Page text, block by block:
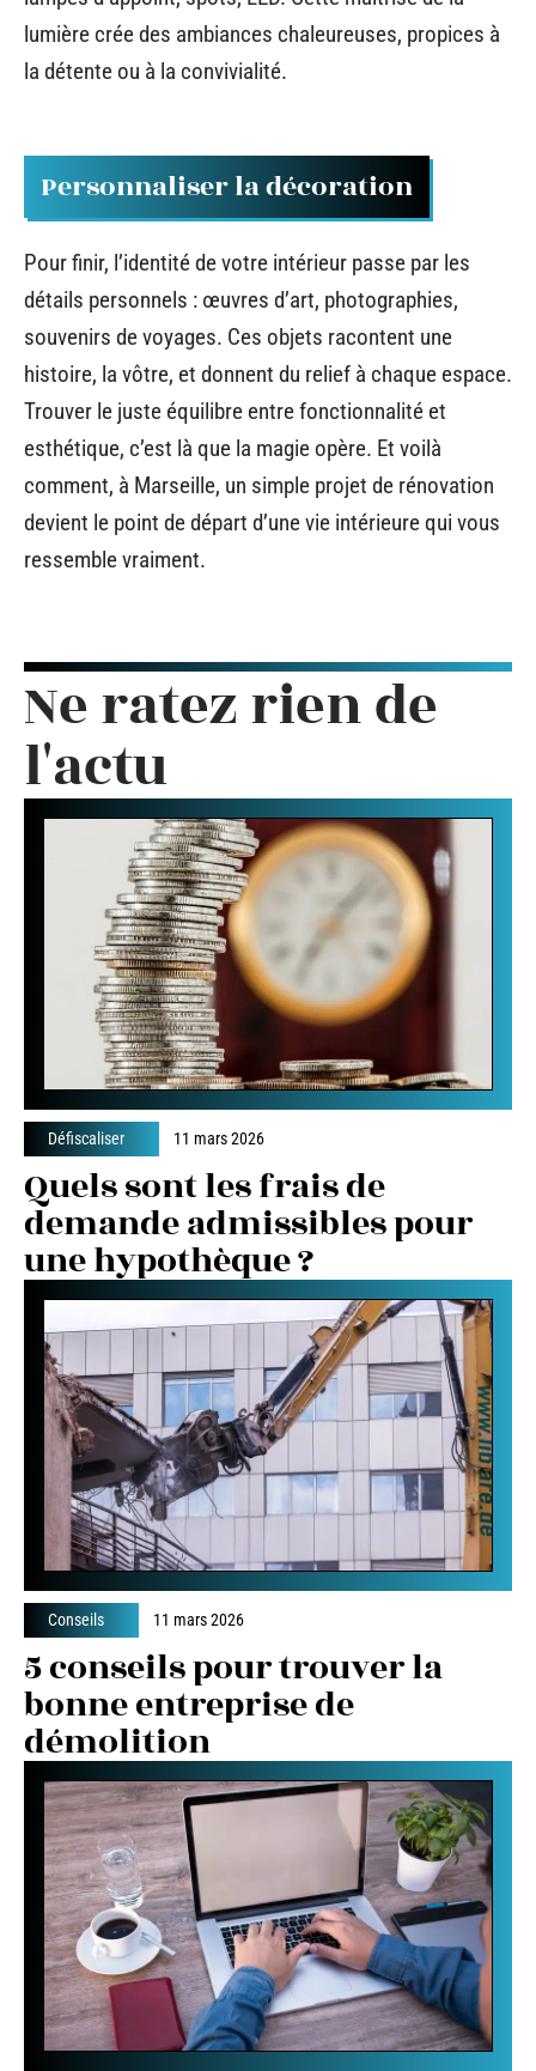
lumière crée des ambiances chaleureuses, propices à
la détente ou à la convivialité.
Personnaliser la décoration
Pour finir, l’identité de votre intérieur passe par les
détails personnels : œuvres d’art, photographies,
souvenirs de voyages. Ces objets racontent une
histoire, la vôtre, et donnent du relief à chaque espace.
Trouver le juste équilibre entre fonctionnalité et
esthétique, c’est là que la magie opère. Et voilà
comment, à Marseille, un simple projet de rénovation
devient le point de départ d’une vie intérieure qui vous
ressemble vraiment.
Ne ratez rien de
l'actu
Défiscaliser 11 mars 2026
Quels sont les frais de
demande admissibles pour
une hypothèque ?
Conseils 11 mars 2026
5 conseils pour trouver la
bonne entreprise de
démolition